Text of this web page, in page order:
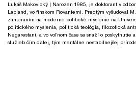
Lukáš Makovický | Narozen 1985, je doktorant v
Lapland, vo fínskom Rovaniemi. Predtým vyšudoval
zameraním na moderné politické myslenie na
politického myslenia, politická teológia, filozofická
Negarestani, a vo voľnom čase sa snaží o poskytnutie
služieb čím ďalej, tým mentálne nestabilnejšej